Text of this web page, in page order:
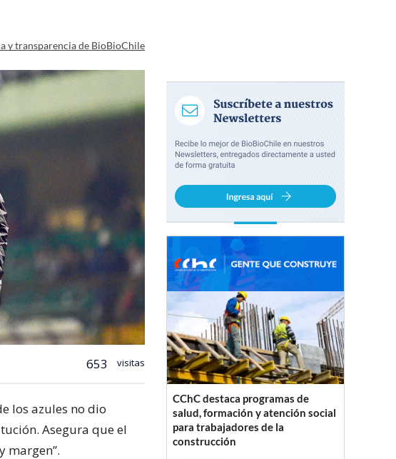
y transparencia de BioBioChile
653 visitas
los azules no dio
Asegura que el
margen”.
CChC destaca programas de
salud, formación y atención social
para trabajadores de la
construcción